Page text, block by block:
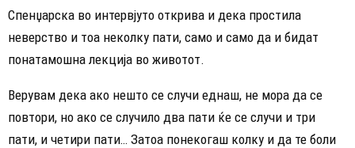
Спенџарска во интервјуто открива и дека простила
неверство и тоа неколку пати, само и само да и бидат
понатамошна лекција во животот.
Верувам дека ако нешто се случи еднаш, не мора да се
повтори, но ако се случило два пати ќе се случи и три
пати, и четири пати… Затоа понекогаш колку и да те боли